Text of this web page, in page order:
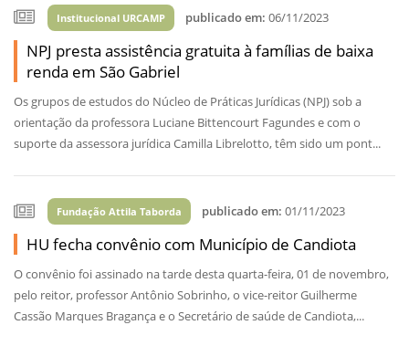
Institucional URCAMP publicado em: 06/11/2023
NPJ presta assistência gratuita à famílias de baixa
renda em São Gabriel
Os grupos de estudos do Núcleo de Práticas Jurídicas (NPJ) sob a
orientação da professora Luciane Bittencourt Fagundes e com o
suporte da assessora jurídica Camilla Librelotto, têm sido um pont...
Fundação Attila Taborda publicado em: 01/11/2023
HU fecha convênio com Município de Candiota
O convênio foi assinado na tarde desta quarta-feira, 01 de novembro,
pelo reitor, professor Antônio Sobrinho, o vice-reitor Guilherme
Cassão Marques Bragança e o Secretário de saúde de Candiota,...